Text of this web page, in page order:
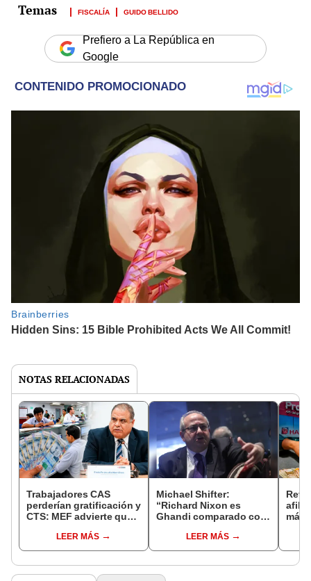
FISCALÍA GUIDO BELLIDO
Prefiero a La República en
Google
NOTAS RELACIONADAS
Trabajadores CAS
perderían gratificación y
CTS: MEF advierte que
aprobado por el
Congreso no recibirían
LEER MÁS
Michael Shifter:
“Richard Nixon es
Ghandi comparado con
LEER MÁS
más